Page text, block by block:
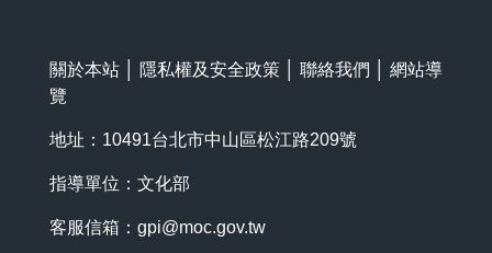
關於本站 隱私權及安全政策 聯絡我們
網站導
覽
地址：10491台北市中山區松江路209號
指導單位：文化部
客服信箱： gpi@moc.gov.tw